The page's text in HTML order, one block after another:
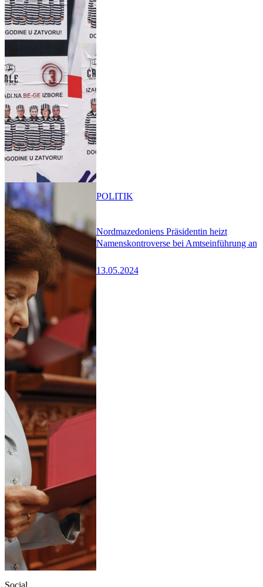
Nordmazedoniens Präsidentin heizt
Namenskontroverse bei Amtseinführung an
13.05.2024
POLITIK
Social